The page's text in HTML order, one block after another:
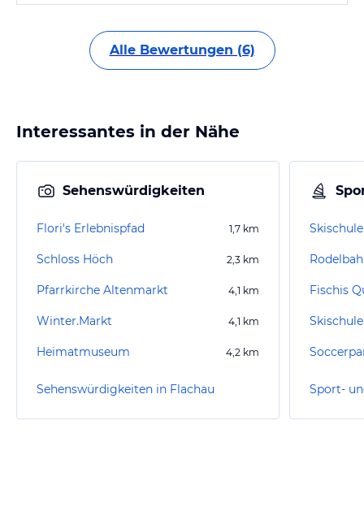
Alle Bewertungen (6)
Interessantes in der Nähe
Sehenswürdigkeiten
Flori's Erlebnispfad 1,7 km
Schloss Höch 2,3 km
Pfarrkirche Altenmarkt 4,1 km
Winter.Markt 4,1 km
Heimatmuseum 4,2 km
Sehenswürdigkeiten in Flachau
Fischis
Sport-